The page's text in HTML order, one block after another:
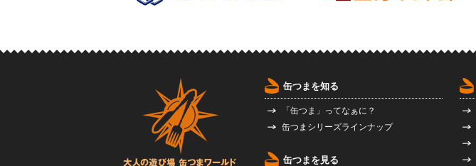
缶つまを知る
「缶つま」ってなぁに？
缶つまシリーズラインナップ
缶つまを見る